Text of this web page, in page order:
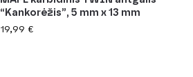
“Kankorėžis”, 5 mm x 13 mm
19,99 €